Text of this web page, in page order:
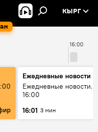
КЫРГ
16:00
Ежедневные новости
Ежедневные новости.
16:00
16:01 3 мин